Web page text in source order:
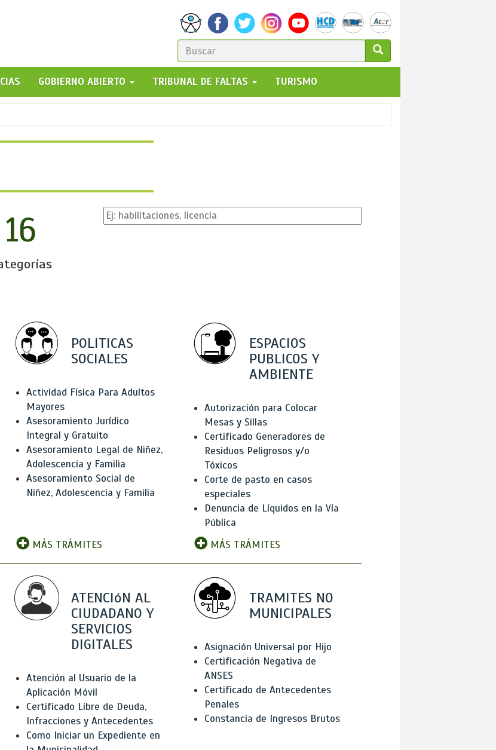
FORMULARIO
DE
BÚSQUEDA
GO!
GOBIERNO ABIERTO TRIBUNAL DE FALTAS TURISMO
16
POLITICAS
SOCIALES
Actividad Física Para Adultos
Mayores
Asesoramiento Jurídico
Integral y Gratuito
Asesoramiento Legal de Niñez,
Adolescencia y Familia
Asesoramiento Social de
Niñez, Adolescencia y Familia
MÁS TRÁMITES
ESPACIOS
PUBLICOS Y
AMBIENTE
Autorización para Colocar
Mesas y Sillas
Certificado Generadores de
Residuos Peligrosos y/o
Tóxicos
Corte de pasto en casos
especiales
Denuncia de Líquidos en la Vía
Pública
MÁS TRÁMITES
ATENCIóN AL
CIUDADANO Y
SERVICIOS
DIGITALES
Atención al Usuario de la
Aplicación Móvil
Certificado Libre de Deuda,
Infracciones y Antecedentes
Como Iniciar un Expediente en
TRAMITES NO
MUNICIPALES
Asignación Universal por Hijo
Certificación Negativa de
ANSES
Certificado de Antecedentes
Penales
Constancia de Ingresos Brutos